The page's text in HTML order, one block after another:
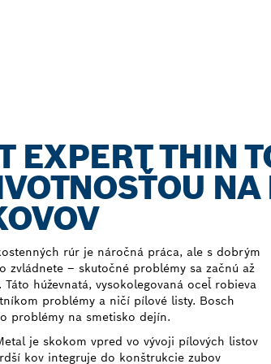
EXPERT THIN
rúr je náročná práca, ale s dobrým
zvládnete – skutočné problémy sa začnú až
húževnatá, vysokolegovaná oceľ robieva
problémy a ničí pílové listy. Bosch
problémy na smetisko dejín.
je skokom vpred vo vývoji pílových listov
kov integruje do konštrukcie zubov